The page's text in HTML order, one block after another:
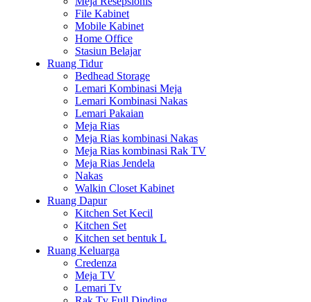
File Kabinet
Mobile Kabinet
Home Office
Stasiun Belajar
Ruang Tidur
Bedhead Storage
Lemari Kombinasi Meja
Lemari Kombinasi Nakas
Lemari Pakaian
Meja Rias
Meja Rias kombinasi Nakas
Meja Rias kombinasi Rak TV
Meja Rias Jendela
Nakas
Walkin Closet Kabinet
Ruang Dapur
Kitchen Set Kecil
Kitchen Set
Kitchen set bentuk L
Ruang Keluarga
Credenza
Meja TV
Lemari Tv